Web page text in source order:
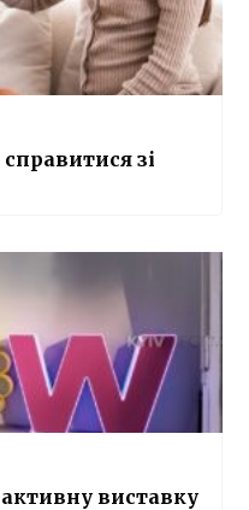
зі
виставку